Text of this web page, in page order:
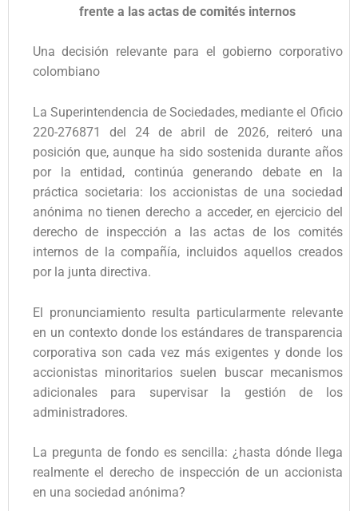
frente a las actas de comités internos
Una decisión relevante para el gobierno corporativo
colombiano
La Superintendencia de Sociedades, mediante el Oficio
220-276871 del 24 de abril de 2026, reiteró una
posición que, aunque ha sido sostenida durante años
por la entidad, continúa generando debate en la
práctica societaria: los accionistas de una sociedad
anónima no tienen derecho a acceder, en ejercicio del
derecho de inspección a las actas de los comités
internos de la compañía, incluidos aquellos creados
por la junta directiva.
El pronunciamiento resulta particularmente relevante
en un contexto donde los estándares de transparencia
corporativa son cada vez más exigentes y donde los
accionistas minoritarios suelen buscar mecanismos
adicionales para supervisar la gestión de los
administradores.
La pregunta de fondo es sencilla: ¿hasta dónde llega
realmente el derecho de inspección de un accionista
en una sociedad anónima?